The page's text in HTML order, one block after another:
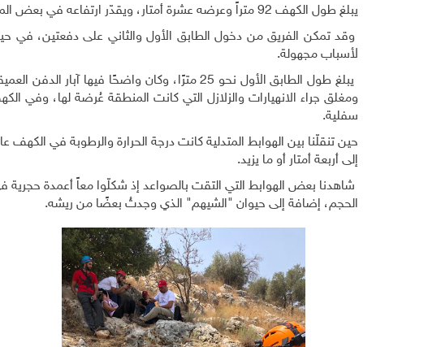
يبلغ طول الكهف 92 متراً وعرضه عشرة أمتار، ويقدّر ارتفاعه في بعض المناطق نحو ثمانية أمتار، ويتكون من أربعة طوابق.
وقد تمكن الفريق من دخول الطابق الأول والثاني على دفعتين، في حين أن
لأسباب مجهولة.
يبلغ طول الطابق الأول نحو 25 مترًا، وكان
سفلية.
حين تنقلّنا بين الهوابط المتدلية كانت درجة الحرارة والرطوبة في
إلى أربعة أمتار أو ما يزيد.
شاهدنا بعض الهوابط التي التقت بالصواعد إذ شكلّوا معاً أعمدة
الحجم، إضافة إلى حيوان "الشيهم" الذي وجدتُ بعضًا من ريشه.